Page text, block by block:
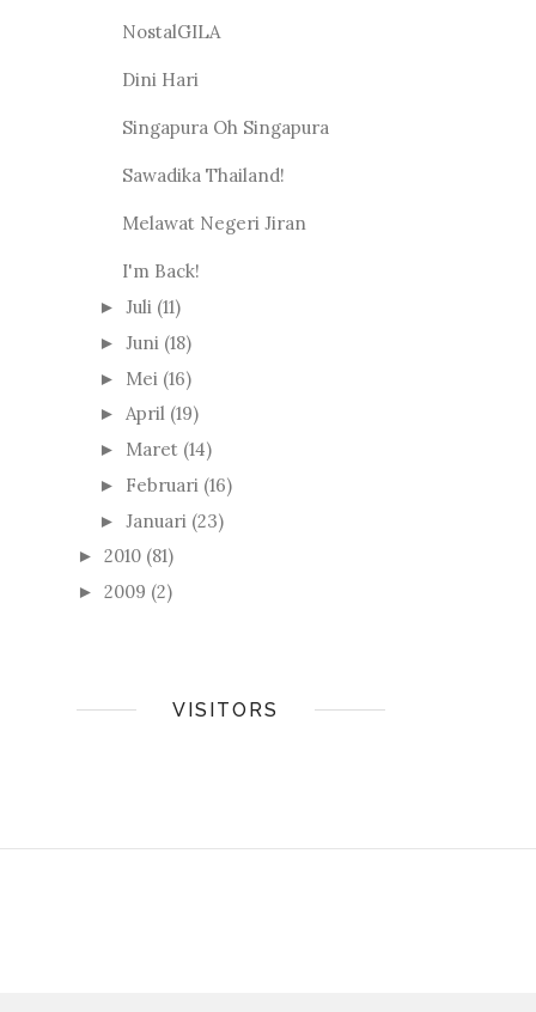
NostalGILA
Dini Hari
Singapura Oh Singapura
Sawadika Thailand!
Melawat Negeri Jiran
I'm Back!
► Juli (11)
► Juni (18)
► Mei (16)
► April (19)
► Maret (14)
► Februari (16)
► Januari (23)
► 2010 (81)
► 2009 (2)
VISITORS